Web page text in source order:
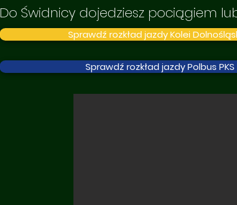
Do Świdnicy dojedziesz pociągiem
Sprawdź rozkład jazdy Kolei
Sprawdź rozkład jazdy Polbus PKS